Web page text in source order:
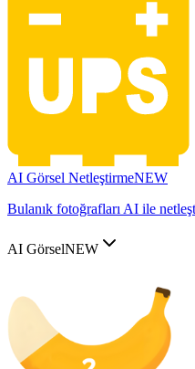
AI Görsel NetleştirmeNEW
Bulanık fotoğrafları AI ile
AI GörselNEW